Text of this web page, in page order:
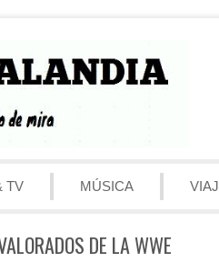
TV MÚSICA
DE LA WWE